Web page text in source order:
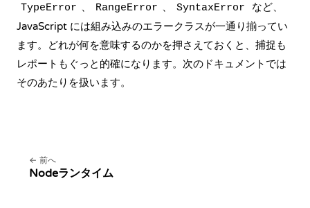
TypeError 、 RangeError 、 SyntaxError
など、
JavaScript には組み込みのエラークラスが一通り揃ってい
ます。どれが何を意味するのかを押さえておくと、捕捉も
レポートもぐっと的確になります。次のドキュメントでは
そのあたりを扱います。
前へ
Nodeランタイム